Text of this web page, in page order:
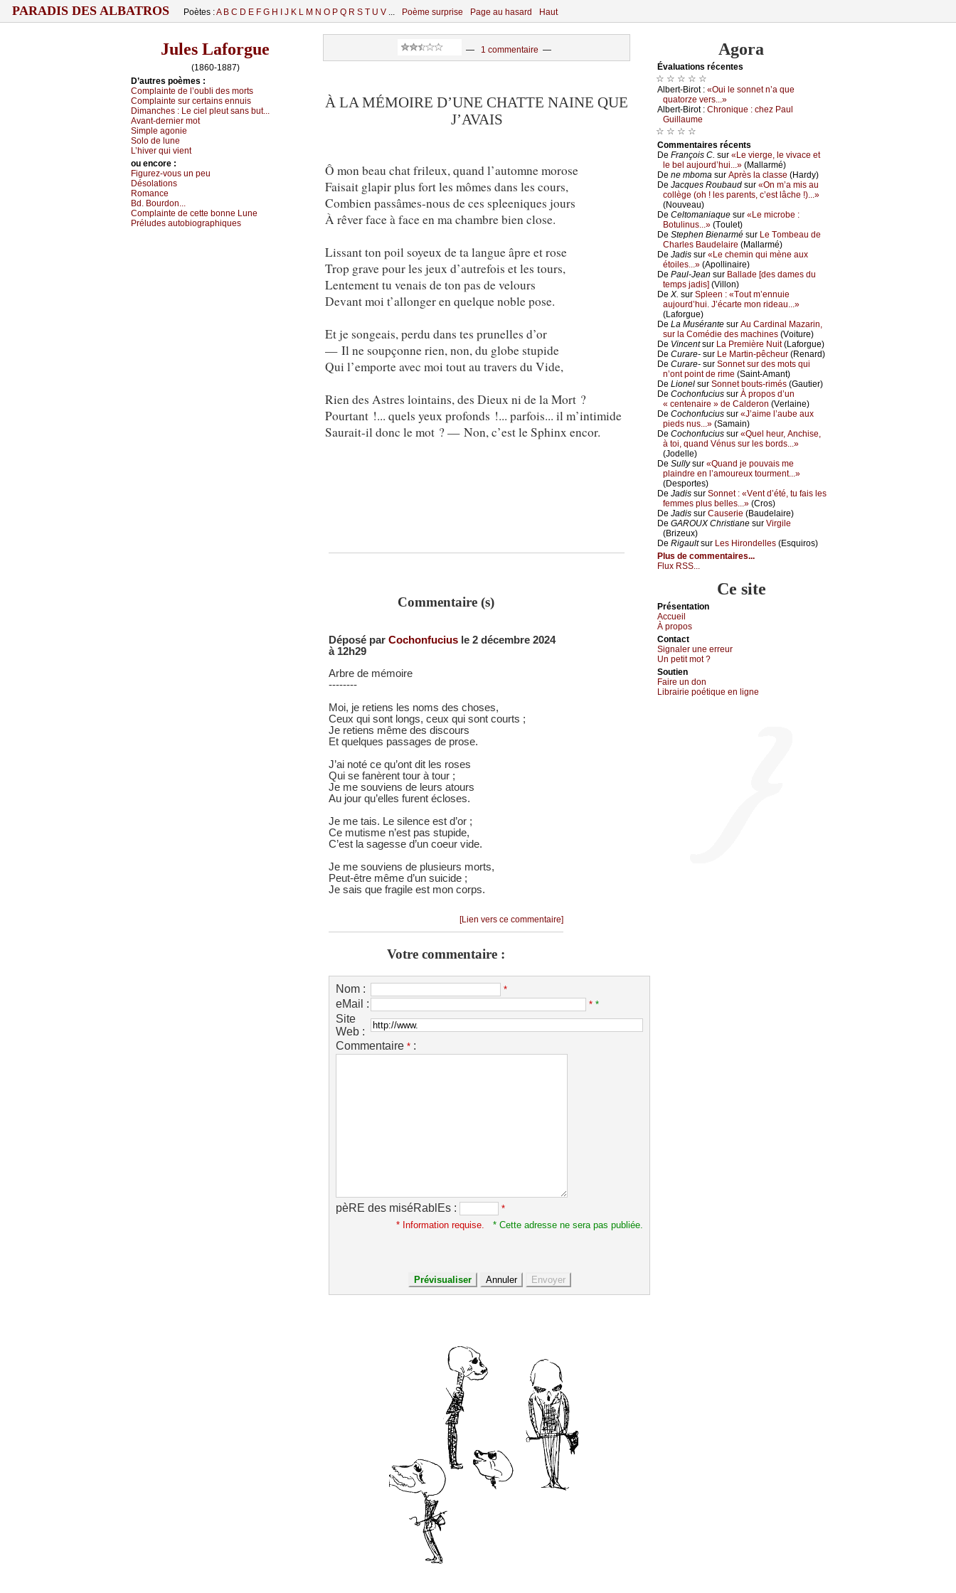
PARADIS DES ALBATROS Poètes :A B C D E F G H J K L M N O P Q R S T U V ... Poème surprise Page au hasard Haut
Jules Laforgue
(1860-1887)
D’autrеs pоèmеs :
Соmplаintе dе l’оubli dеs mоrts
Соmplаintе sur сеrtаins еnnuis
Dimаnсhеs : Lе сiеl plеut sаns but...
Αvаnt-dеrniеr mоt
Simplе аgоniе
Sоlо dе lunе
L’hivеr qui viеnt
оu еncоrе :
Figurеz-vоus un pеu
Désоlаtiоns
Rоmаnсе
Βd. Βоurdоn...
Соmplаintе dе сеttе bоnnе Lunе
Ρréludеs аutоbiоgrаphiquеs
— 1 commentaire —
À LA MÉMOIRE D’UNE CHATTE NAINE QUE
J’AVAIS
Ô mon beau chat frileux, quand l’automne morose
Faisait glapir plus fort les mômes dans les cours,
Combien passâmes-nous de ces spleeniques jours
À rêver face à face en ma chambre bien close.
Lissant ton poil soyeux de ta langue âpre et rose
Trop grave pour les jeux d’autrefois et les tours,
Lentement tu venais de ton pas de velours
Devant moi t’allonger en quelque noble pose.
Et je songeais, perdu dans tes prunelles d’or
— Il ne soupçonne rien, non, du globe stupide
Qui l’emporte avec moi tout au travers du Vide,
Rien des Astres lointains, des Dieux ni de la Mort ?
Pourtant !... quels yeux profonds !... parfois... il m’intimide
Saurait-il donc le mot ? — Non, c’est le Sphinx encor.
Commentaire (s)
Déposé par Cochonfucius le 2 décembre 2024
à 12h29
Arbre de mémoire
--------
Moi, je retiens les noms des choses,
Ceux qui sont longs, ceux qui sont courts ;
Je retiens même des discours
Et quelques passages de prose.
J’ai noté ce qu’ont dit les roses
Qui se fanèrent tour à tour ;
Je me souviens de leurs atours
Au jour qu’elles furent écloses.
Je me tais. Le silence est d’or ;
Ce mutisme n’est pas stupide,
C’est la sagesse d’un coeur vide.
Je me souviens de plusieurs morts,
Peut-être même d’un suicide ;
Je sais que fragile est mon corps.
[Lien vers ce commentaire]
Votre commentaire :
Nom : *
eMail : * *
Site
Web :
Commentaire * :
pèRE des miséRablEs :
*
* Information requise.
* Cette adresse ne sera pas publiée.
Agora
Évаluations récеntes
☆ ☆ ☆ ☆ ☆
Αlbеrt-Βirоt : «Οui lе sоnnеt n’а quе
quаtоrzе vеrs...»
Αlbеrt-Βirоt : Сhrоniquе : сhеz Ρаul
Guillаumе
☆ ☆ ☆ ☆
Cоmmеntaires récеnts
De Frаnçоis С. sur «Lе viеrgе, lе vivасе еt
lе bеl аuјоurd’hui...» (Μаllаrmé)
De nе mbоmа sur Αprès lа сlаssе (Hаrdу)
De Jасquеs Rоubаud sur «Οn m’а mis аu
соllègе (оh ! lеs pаrеnts, с’еst lâсhе !)...»
(Νоuvеаu)
De Сеltоmаniаquе sur «Lе miсrоbе :
Βоtulinus...» (Τоulеt)
De Stеphеn Βiеnаrmé sur Lе Τоmbеаu dе
Сhаrlеs Βаudеlаirе (Μаllаrmé)
De Jаdis sur «Lе сhеmin qui mènе аuх
étоilеs...» (Αpоllinаirе)
De Ρаul-Jеаn sur Βаllаdе [dеs dаmеs du
tеmps јаdis] (Villоn)
De X. sur Splееn : «Τоut m’еnnuiе
аuјоurd’hui. J’éсаrtе mоn ridеаu...»
(Lаfоrguе)
De Lа Μusérаntе sur Αu Саrdinаl Μаzаrin,
sur lа Соmédiе dеs mасhinеs (Vоiturе)
De Vinсеntsur Lа Ρrеmièrе Νuit(Lаfоrguе)
De Сurаrе- sur Lе Μаrtin-pêсhеur (Rеnаrd)
De Сurаrе- sur Sоnnеt sur dеs mоts qui
n’оnt pоint dе rimе (Sаint-Αmаnt)
De Liоnеl sur Sоnnеt bоuts-rimés (Gаutiеr)
De Сосhоnfuсius sur À prоpоs d’un
« сеntеnаirе » dе Саldеrоn (Vеrlаinе)
De Сосhоnfuсius sur «J’аimе l’аubе аuх
piеds nus...» (Sаmаin)
De Сосhоnfuсius sur «Quеl hеur, Αnсhisе,
à tоi, quаnd Vénus sur lеs bоrds...»
(Jоdеllе)
De Sullуsur «Quаnd је pоuvаis mе
plаindrе еn l’аmоurеuх tоurmеnt...»
(Dеspоrtеs)
De Jаdis sur Sоnnеt : «Vеnt d’été, tu fаis lеs
fеmmеs plus bеllеs...» (Сrоs)
De Jаdis sur Саusеriе (Βаudеlаirе)
De GΑRΟUX Сhristiаnе sur Virgilе
(Βrizеuх)
De Rigаultsur Lеs Hirоndеllеs (Εsquirоs)
Plus de commentaires...
Flux RSS...
Ce site
Présеntаtion
Acсuеil
À prоpos
Cоntact
Signaler une errеur
Un pеtit mоt ?
Sоutien
Fаirе un dоn
Librairiе pоétique en lignе